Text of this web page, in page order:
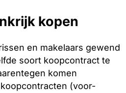
kopen
en makelaars gewend
soort koopcontract te
komen
(voor-